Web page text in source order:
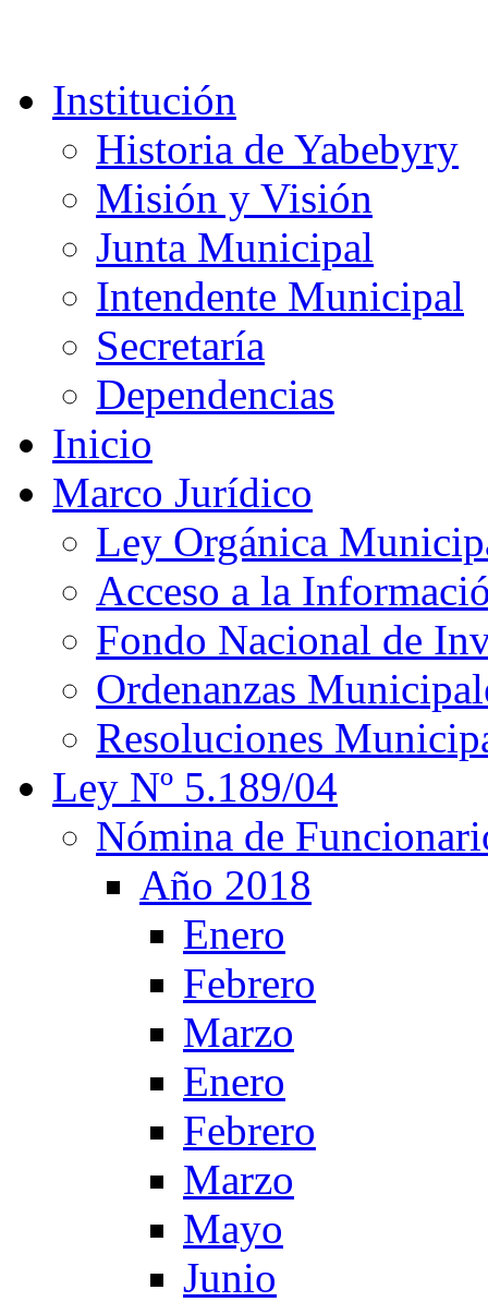
Institución
Historia de Yabebyry
Misión y Visión
Junta Municipal
Intendente Municipal
Secretaría
Dependencias
Inicio
Marco Jurídico
Ley Orgánica
Acceso a la
Fondo Nacional de
Ordenanzas
Resoluciones
Ley Nº 5.189/04
Nómina de
Año 2018
Enero
Febrero
Marzo
Enero
Febrero
Marzo
Mayo
Junio